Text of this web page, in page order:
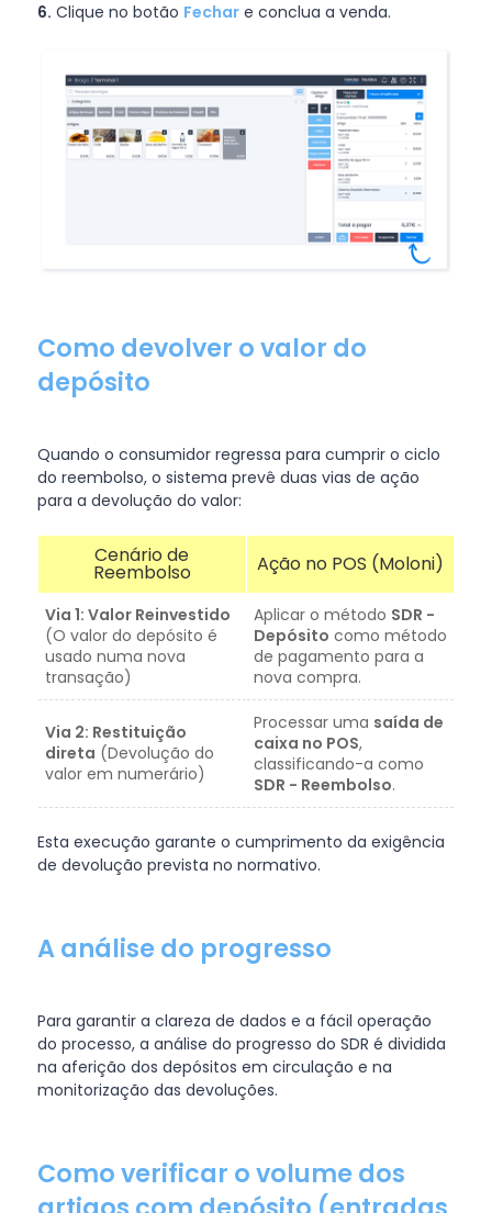
6. Clique no botão Fechare conclua a venda.
Como devolver o valor do
depósito
Quando o consumidor regressa para cumprir o ciclo
do reembolso, o sistema prevê duas vias de ação
para a devolução do valor:
Cenário de
Reembolso Ação no POS (Moloni)
Via 1: Valor Reinvestido
(O valor do depósito é
usado numa nova
transação)
Aplicar o método SDR -
Depósito como método
de pagamento para a
nova compra.
Via 2: Restituição
direta (Devolução do
valor em numerário)
Processar uma saída de
caixa no POS,
classificando-a como
SDR - Reembolso.
Esta execução garante o cumprimento da exigência
de devolução prevista no normativo.
A análise do progresso
Para garantir a clareza de dados e a fácil operação
do processo, a análise do progresso do SDR é dividida
na aferição dos depósitos em circulação e na
monitorização das devoluções.
Como verificar o volume dos